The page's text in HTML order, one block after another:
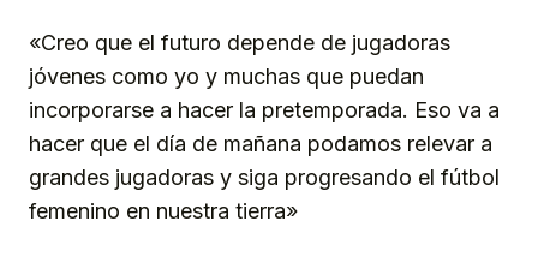
«Creo que el futuro depende de jugadoras
jóvenes como yo y muchas que puedan
incorporarse a hacer la pretemporada. Eso va a
hacer que el día de mañana podamos relevar a
grandes jugadoras y siga progresando el fútbol
femenino en nuestra tierra»